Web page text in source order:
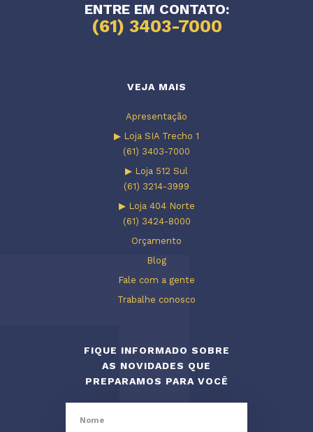
ENTRE EM CONTATO:
(61) 3403-7000
VEJA MAIS
Apresentação
▶ Loja SIA Trecho 1
(61) 3403-7000
▶ Loja 512 Sul
(61) 3214-3999
▶ Loja 404 Norte
(61) 3424-8000
Orçamento
Blog
Fale com a gente
Trabalhe conosco
FIQUE INFORMADO SOBRE
AS NOVIDADES QUE
PREPARAMOS PARA VOCÊ